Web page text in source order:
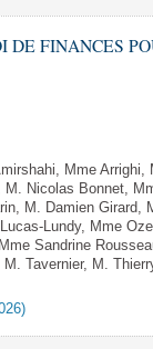
DE FINANCES
Mme
Nicolas Bonnet,
M. Damien Girard,
Lundy, Mme
Sandrine
Tavernier, M.